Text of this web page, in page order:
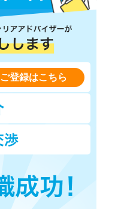
名鉄尾西線
名鉄小牧線
名鉄西尾線
名古屋臨海高速鉄道あおなみ
線
愛知高速交通リニモ
豊橋鉄道東田本線(駅前－運
動公園前)
ゆとりーとライン
ご登録はこちら